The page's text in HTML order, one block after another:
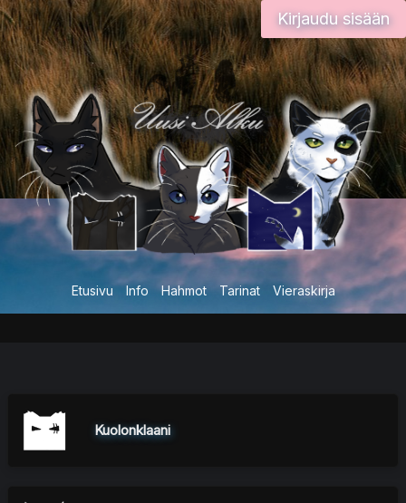
Siirry
sisältöön
Kirjaudu sisään
Etusivu Info Hahmot Tarinat Vieraskirja
Kuolonklaani